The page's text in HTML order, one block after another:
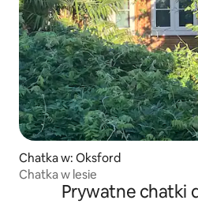
Chatka w: Oksford
Chatka w lesie
Prywatne chatki